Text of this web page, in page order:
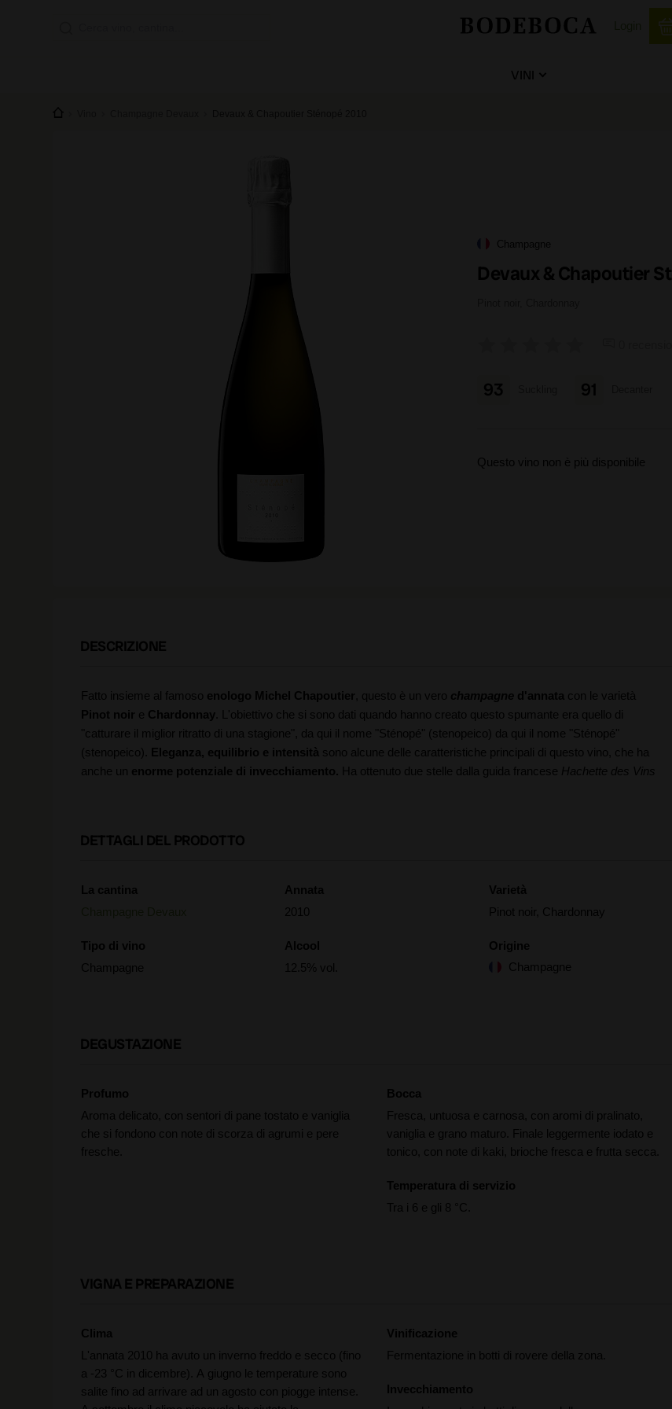
VINI
Champagne
Devaux & Chapoutier
93 91
Questo vino non è più disponibile
DESCRIZIONE
Fatto insieme al famoso enologo Michel Chapoutier , questo è un vero champagne d'annata con le varietà
Pinot noir e Chardonnay . L'obiettivo che si sono dati quando hanno creato questo spumante era quello di
"catturare il miglior ritratto di una stagione", da qui il nome "Sténopé" (stenopeico) da qui il nome "Sténopé"
(stenopeico). Eleganza, equilibrio e intensità sono alcune delle caratteristiche principali di questo vino, che ha
anche un enorme potenziale di invecchiamento. Ha ottenuto due stelle dalla guida francese Hachette des Vins
DETTAGLI DEL PRODOTTO
La cantina
Tipo di vino
Champagne
Annata
2010
Alcool
12.5% vol.
Varietà
Pinot noir, Chardonnay
Origine
Champagne
DEGUSTAZIONE
Profumo
Aroma delicato, con sentori di pane tostato e vaniglia
che si fondono con note di scorza di agrumi e pere
fresche.
Bocca
Fresca, untuosa e carnosa, con aromi di pralinato,
vaniglia e grano maturo. Finale leggermente iodato e
tonico, con note di kaki, brioche fresca e frutta secca.
Temperatura di servizio
Tra i 6 e gli 8 °C.
VIGNA E PREPARAZIONE
Clima
L'annata 2010 ha avuto un inverno freddo e secco (fino
a -23 °C in dicembre). A giugno le temperature sono
salite fino ad arrivare ad un agosto con piogge intense.
Vinificazione
Fermentazione in botti di rovere della zona.
Invecchiamento